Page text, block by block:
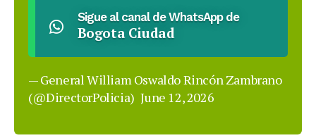
Sigue al canal de WhatsApp de
Bogota Ciudad
— General William Oswaldo Rincón Zambrano
(@DirectorPolicia) June 12, 2026